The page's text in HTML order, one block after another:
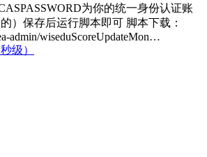
为你的统一身份认证账
）保存后运行脚本即可 脚本下载：
admin/wiseduScoreUpdateMon…
级）